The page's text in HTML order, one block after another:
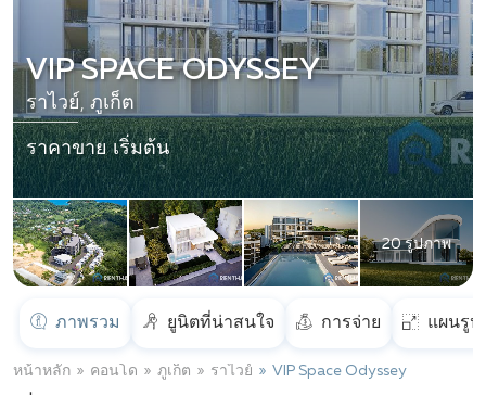
20 รูปภาพ
VIP SPACE ODYSSEY
ราไวย์, ภูเก็ต
ราคาขาย เริ่มต้น
ภาพรวม ยูนิตที่น่าสนใจ การจ่าย แผนรูป
หน้าหลัก คอนโด ภูเก็ต ราไวย์ VIP Space Odyssey